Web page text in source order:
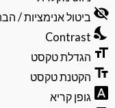
תפריט
הנגישות
ביטול אנימציות /
Contrast
הגדלת טקסט
הקטנת טקסט
גופן קריא